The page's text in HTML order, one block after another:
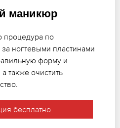
маникюр
процедура по
ногтевыми пластинами
форму и
также очистить
бесплатно